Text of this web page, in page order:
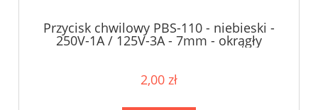
Przycisk chwilowy PBS-110 - niebieski -
250V-1A / 125V-3A - 7mm - okrągły
2,00 zł